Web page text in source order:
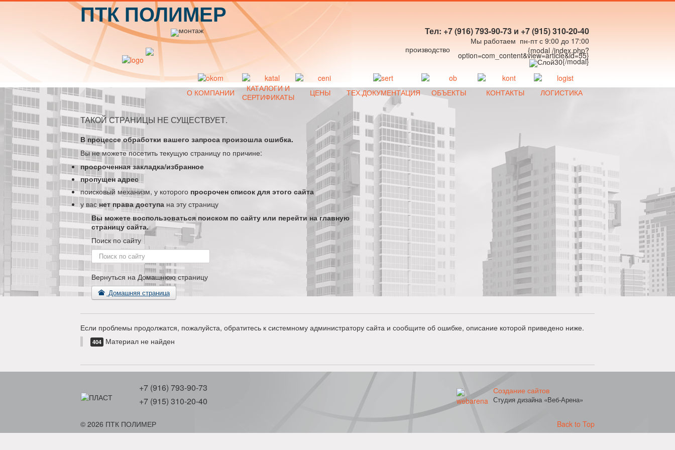
ПТК ПОЛИМЕР
Тел: +7 (916) 793-90-73 и +7 (915) 310-20-40
Мы работаем пн-пт с 9:00 до 17:00
{modal /index.php?
option=com_content&view=article&id=55}
{/modal}
О КОМПАНИИ
КАТАЛОГИ И
СЕРТИФИКАТЫ
ЦЕНЫ ТЕХ.ДОКУМЕНТАЦИЯ ОБЪЕКТЫ КОНТАКТЫ ЛОГИСТИКА
ТАКОЙ СТРАНИЦЫ НЕ СУЩЕСТВУЕТ.
В процессе обработки вашего запроса произошла ошибка.
Вы не можете посетить текущую страницу по причине:
просроченная закладка/избранное
пропущен адрес
поисковый механизм, у которого просрочен список для этого сайта
у васнет права доступа на эту страницу
Вы можете воспользоваться поиском по сайту или перейти на главную
страницу сайта.
Поиск по сайту
Поиск
по
сайту
Вернуться на Домашнюю страницу
Домашняя страница
Если проблемы продолжатся, пожалуйста, обратитесь к системному администратору сайта и сообщите об ошибке, описание которой приведено ниже.
404 Материал не найден
+7 (916) 793-90-73
+7 (915) 310-20-40
Создание сайтов
Студия дизайна «Веб-Арена»
Back to Top
© 2026 ПТК ПОЛИМЕР